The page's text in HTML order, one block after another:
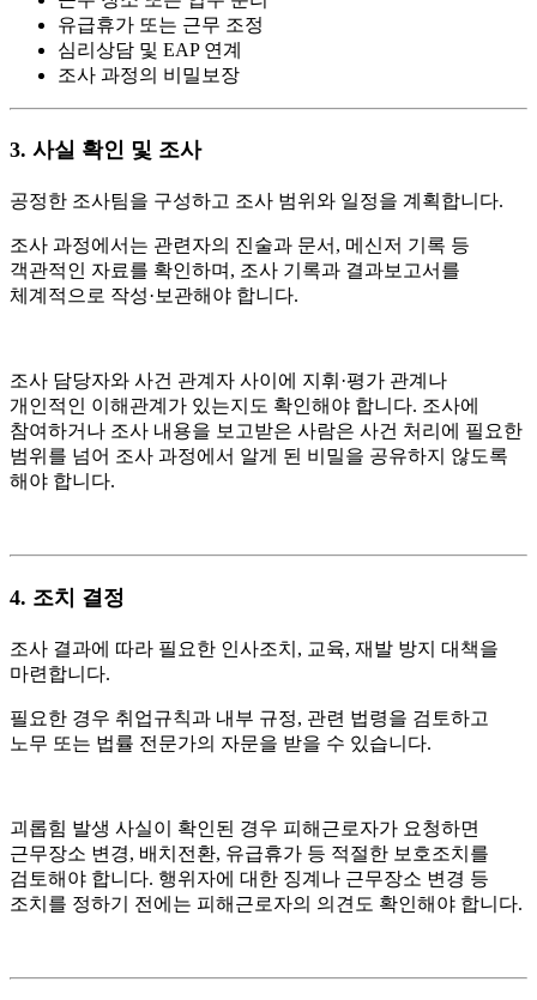
유급휴가 또는 근무 조정
심리상담 및 EAP 연계
조사 과정의 비밀보장
3. 사실 확인 및 조사
공정한 조사팀을 구성하고 조사 범위와 일정을 계획합니다.
조사 과정에서는 관련자의 진술과 문서, 메신저 기록 등
객관적인 자료를 확인하며, 조사 기록과 결과보고서를
체계적으로 작성·보관해야 합니다.
조사 담당자와 사건 관계자 사이에 지휘·평가 관계나
개인적인 이해관계가 있는지도 확인해야 합니다. 조사에
참여하거나 조사 내용을 보고받은 사람은 사건 처리에 필요한
범위를 넘어 조사 과정에서 알게 된 비밀을 공유하지 않도록
해야 합니다.
4. 조치 결정
조사 결과에 따라 필요한 인사조치, 교육, 재발 방지 대책을
마련합니다.
필요한 경우 취업규칙과 내부 규정, 관련 법령을 검토하고
노무 또는 법률 전문가의 자문을 받을 수 있습니다.
괴롭힘 발생 사실이 확인된 경우 피해근로자가 요청하면
근무장소 변경, 배치전환, 유급휴가 등 적절한 보호조치를
검토해야 합니다. 행위자에 대한 징계나 근무장소 변경 등
조치를 정하기 전에는 피해근로자의 의견도 확인해야 합니다.